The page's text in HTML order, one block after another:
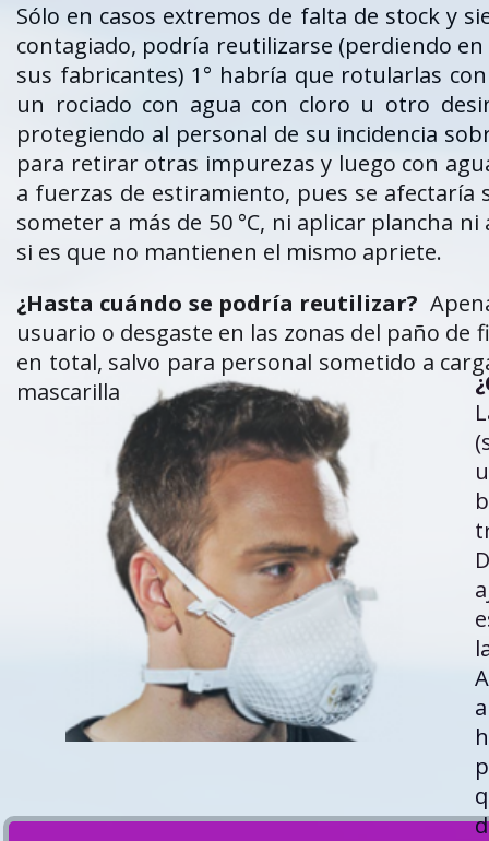
Sólo en casos extremos de falta de stock y
contagiado, podría reutilizarse (perdiendo
sus fabricantes) 1° habría que rotularlas
un rociado con agua con cloro u otro
protegiendo al personal de su incidencia
para retirar otras impurezas y luego con
a fuerzas de estiramiento, pues se afectaría
someter a más de 50 °C, ni aplicar plancha
si es que no mantienen el mismo apriete.
¿Hasta cuándo se podría reutilizar?
usuario o desgaste en las zonas del paño
en total, salvo para personal sometido a
mascarilla